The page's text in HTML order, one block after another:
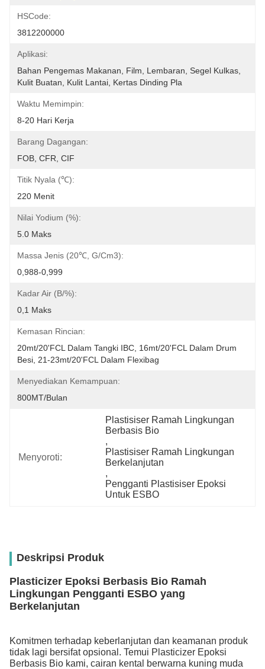
HSCode:
3812200000
Aplikasi:
Bahan Pengemas Makanan, Film, Lembaran, Segel Kulkas,
Kulit Buatan, Kulit Lantai, Kertas Dinding Pla
Waktu Memimpin:
8-20 Hari Kerja
Barang Dagangan:
FOB, CFR, CIF
Titik Nyala (℃):
220 Menit
Nilai Yodium (%):
5.0 Maks
Massa Jenis (20℃, G/cm3):
0,988-0,999
Kadar Air (b/%):
0,1 Maks
Kemasan Rincian:
20mt/20'FCL Dalam Tangki IBC, 16mt/20'FCL Dalam Drum
Besi, 21-23mt/20'FCL Dalam Flexibag
Menyediakan Kemampuan:
800MT/bulan
Menyoroti:
Plastisiser Ramah Lingkungan
Berbasis Bio
,
Plastisiser Ramah Lingkungan
Berkelanjutan
,
Pengganti Plastisiser Epoksi
Untuk ESBO
Deskripsi Produk
Plasticizer Epoksi Berbasis Bio Ramah
Lingkungan Pengganti ESBO yang
Berkelanjutan
Komitmen terhadap keberlanjutan dan keamanan produk
tidak lagi bersifat opsional. Temui Plasticizer Epoksi
Berbasis Bio kami, cairan kental berwarna kuning muda